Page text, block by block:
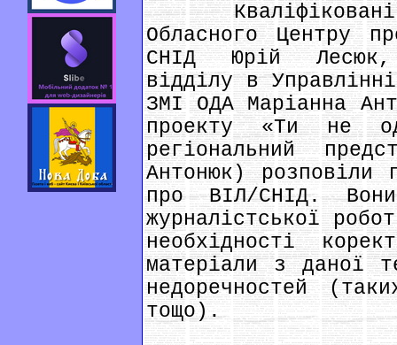
Кваліфіковані
Обласного Центру
СНІД Юрій Лесюк,
відділу в
ЗМІ ОДА Маріанна
проекту «Ти не
регіональний
Антонюк) розповіли
про ВІЛ/СНІД.
журналістської
необхідності
матеріали з даної
недоречностей
тощо).